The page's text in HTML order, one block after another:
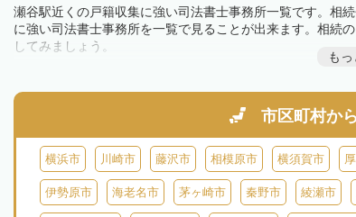
瀬谷駅近くの戸籍収集に強い司法書士事務所一覧です。相
に強い司法書士事務所を一覧で見ることが出来ます。相続
してみましょう。
も
市区町村から
横浜市 川崎市 藤沢市 相模原市 横須賀市
伊勢原市 海老名市 茅ヶ崎市 秦野市 綾瀬市